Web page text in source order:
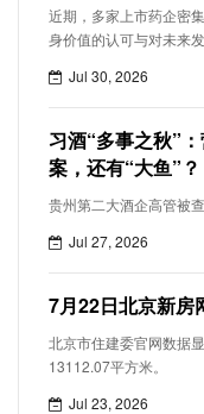
近期，多家上市药企密
身价值的认可与对未来
Jul 30, 2026
习酒“多事之秋”
案，还有“大鱼”？
贵州第二大酒企高管被查
Jul 27, 2026
7月22日北京新房
北京市住建委官网数据
13112.07平方米。
Jul 23, 2026